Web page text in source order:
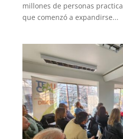
millones de personas
que comenzó a expandirse...